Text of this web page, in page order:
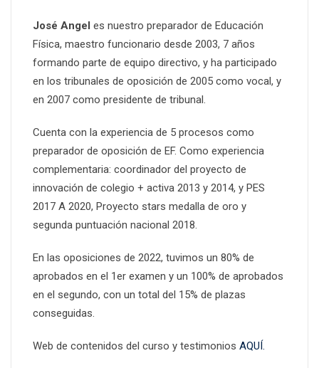
José Angel es nuestro preparador de Educación
Física, maestro funcionario desde 2003, 7 años
formando parte de equipo directivo, y ha participado
en los tribunales de oposición de 2005 como vocal, y
en 2007 como presidente de tribunal.
Cuenta con la experiencia de 5 procesos como
preparador de oposición de EF. Como experiencia
complementaria: coordinador del proyecto de
innovación de colegio + activa 2013 y 2014, y PES
2017 A 2020, Proyecto stars medalla de oro y
segunda puntuación nacional 2018.
En las oposiciones de 2022, tuvimos un 80% de
aprobados en el 1er examen y un 100% de aprobados
en el segundo, con un total del 15% de plazas
conseguidas.
Web de contenidos del curso y testimonios AQUÍ.